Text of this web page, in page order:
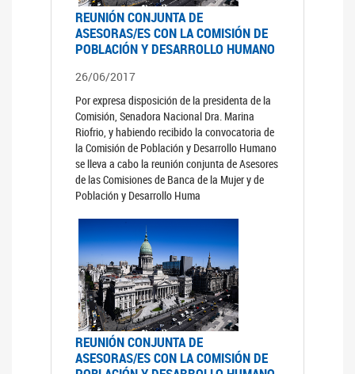
REUNIÓN CONJUNTA DE
ASESORAS/ES CON LA COMISIÓN DE
POBLACIÓN Y DESARROLLO HUMANO
26/06/2017
Por expresa disposición de la presidenta de la
Comisión, Senadora Nacional Dra. Marina
Riofrio, y habiendo recibido la convocatoria de
la Comisión de Población y Desarrollo Humano
se lleva a cabo la reunión conjunta de Asesores
de las Comisiones de Banca de la Mujer y de
Población y Desarrollo Huma
REUNIÓN CONJUNTA DE
ASESORAS/ES CON LA COMISIÓN DE